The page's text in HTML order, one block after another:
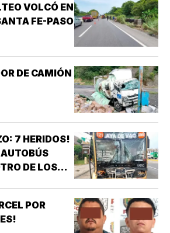
VOLCÓ EN
FE-PASO
DE CAMIÓN
7 HERIDOS!
DE LOS
POR